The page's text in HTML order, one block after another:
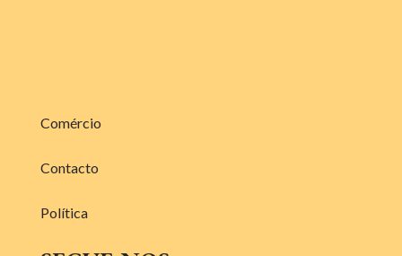
Comércio
Contacto
Política